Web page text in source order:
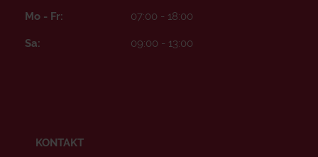
Mo - Fr: 07:00 - 18:00
Sa: 09:00 - 13:00
KONTAKT